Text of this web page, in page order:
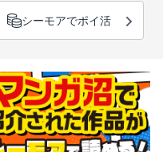
シーモアでポイ活